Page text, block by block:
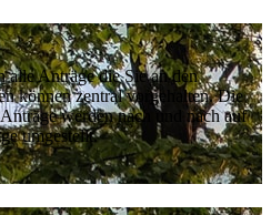
alle Anträge die Sie an den
können zentral vorgehalten. Die
werden nach und nach auf
umgestellt.